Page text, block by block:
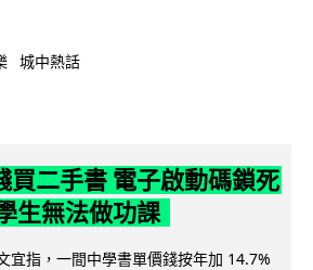
城中熱話
買二手書 電子啟動碼鎖死
生無法做功課
宜指，一間中學書單價錢按年加 14.7%